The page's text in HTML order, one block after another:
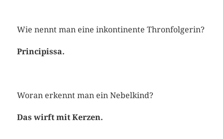
Wie nennt man eine inkontinente Thronfolgerin?
Principissa.
Woran erkennt man ein Nebelkind?
Das wirft mit Kerzen.